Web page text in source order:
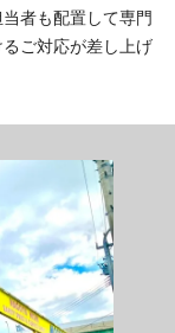
者も配置して専門
ご対応が差し上げ